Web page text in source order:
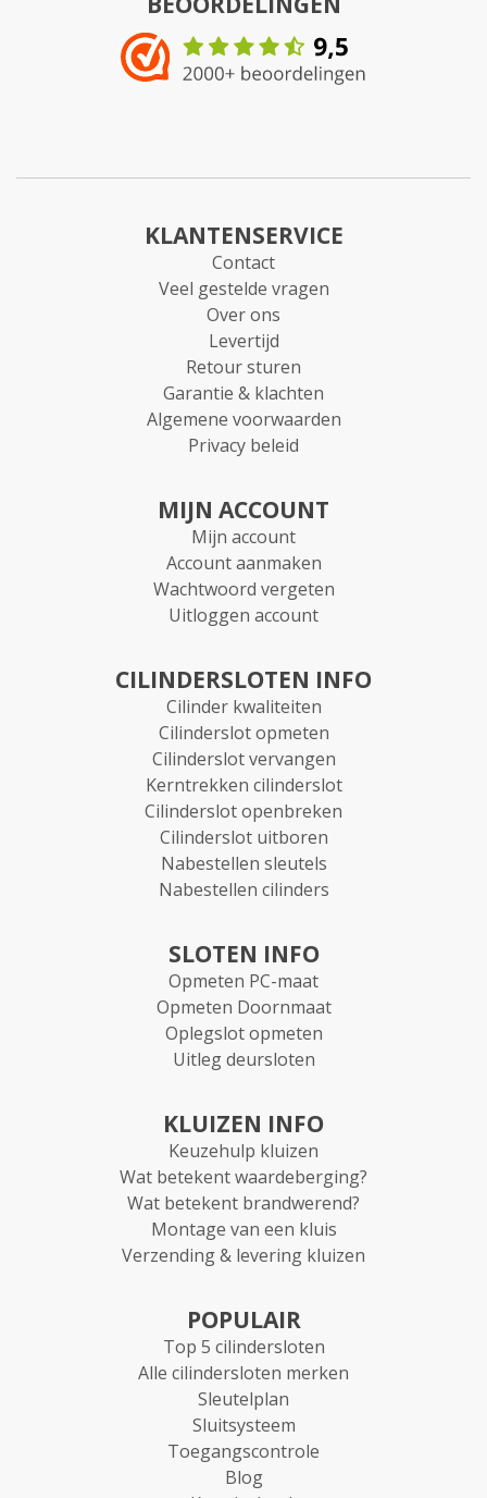
KLANTENSERVICE
Contact
Veel gestelde vragen
Over ons
Levertijd
Retour sturen
Garantie & klachten
Algemene voorwaarden
Privacy beleid
MIJN ACCOUNT
Mijn account
Account aanmaken
Wachtwoord vergeten
Uitloggen account
CILINDERSLOTEN INFO
Cilinder kwaliteiten
Cilinderslot opmeten
Cilinderslot vervangen
Kerntrekken cilinderslot
Cilinderslot openbreken
Cilinderslot uitboren
Nabestellen sleutels
Nabestellen cilinders
SLOTEN INFO
Opmeten PC-maat
Opmeten Doornmaat
Oplegslot opmeten
Uitleg deursloten
KLUIZEN INFO
Keuzehulp kluizen
Wat betekent waardeberging?
Wat betekent brandwerend?
Montage van een kluis
Verzending & levering kluizen
POPULAIR
Top 5 cilindersloten
Alle cilindersloten merken
Sleutelplan
Sluitsysteem
Toegangscontrole
Blog